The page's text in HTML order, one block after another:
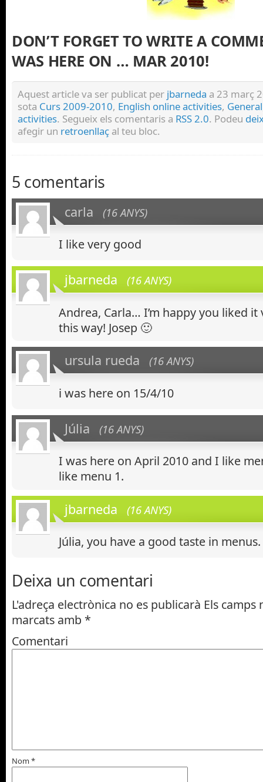
DON’T FORGET TO WRITE A
WAS HERE ON … MAR 2010!
Aquest article va ser publicat per jbarneda a 23 març
sota Curs 2009-2010, English online activities, General
activities. Segueix els comentaris a RSS 2.0. Podeu
afegir un retroenllaç al teu bloc.
5 comentaris
carla (16 ANYS)
I like very good
jbarneda (16 ANYS)
Andrea, Carla… I’m happy you liked
this way! Josep 🙂
ursula rueda (16 ANYS)
i was here on 15/4/10
Júlia (16 ANYS)
I was here on April 2010 and I like
like menu 1.
jbarneda (16 ANYS)
Júlia, you have a good taste in menus.
Deixa un comentari
L'adreça electrònica no es publicarà Els camps
marcats amb *
Comentari
Nom *